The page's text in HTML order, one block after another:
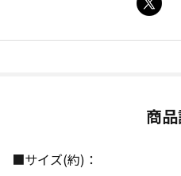
商
■サイズ(約)：